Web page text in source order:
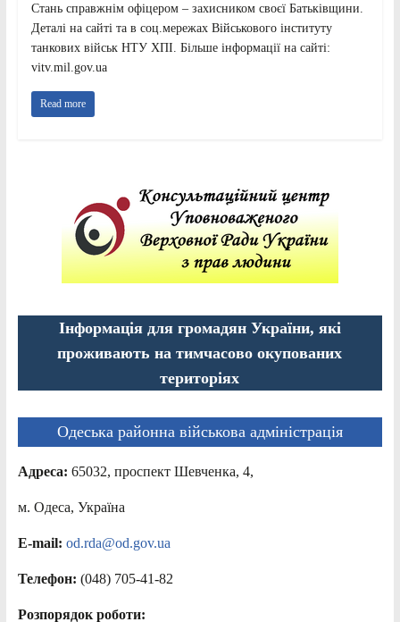
Стань справжнім офіцером – захисником своєї Батьківщини.
Деталі на сайті та в соц.мережах Військового інституту
танкових військ НТУ ХПІ. Більше інформації на сайті:
vitv.mil.gov.ua
Read more
Інформація для громадян України, які
проживають на тимчасово окупованих
територіях
Одеська районна військова адміністрація
Адреса: 65032, проспект Шевченка, 4,
м. Одеса, Україна
E-mail: od.rda@od.gov.ua
Телефон: (048) 705-41-82
Розпорядок роботи: